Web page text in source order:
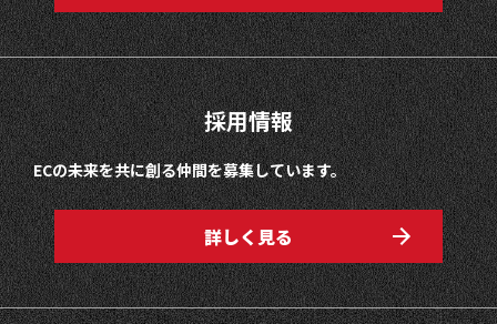
採用情報
ECの未来を共に創る仲間を募集しています。
詳しく見る